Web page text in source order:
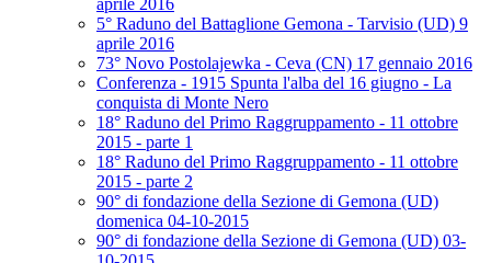
aprile 2016
5° Raduno del Battaglione Gemona - Tarvisio (UD) 9
aprile 2016
73° Novo Postolajewka - Ceva (CN) 17 gennaio 2016
Conferenza - 1915 Spunta l'alba del 16 giugno - La
conquista di Monte Nero
18° Raduno del Primo Raggruppamento - 11 ottobre
2015 - parte 1
18° Raduno del Primo Raggruppamento - 11 ottobre
2015 - parte 2
90° di fondazione della Sezione di Gemona (UD)
domenica 04-10-2015
90° di fondazione della Sezione di Gemona (UD) 03-